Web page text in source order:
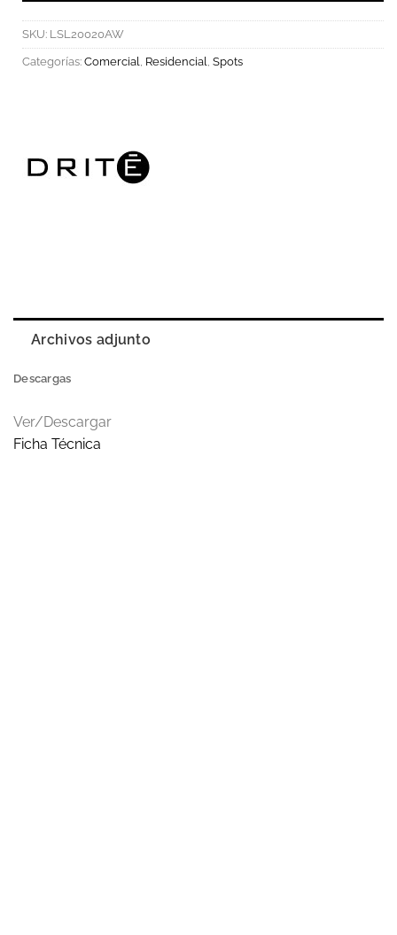
SKU: LSL20020AW
Categorías: Comercial Residencial Spots
Archivos adjunto
Descargas
Ver/Descargar
Ficha Técnica